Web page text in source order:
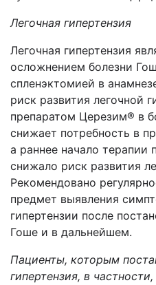
Легочная гипертензия
Легочная гипертензия
осложнением болезни
спленэктомией в
риск развития легочной
препаратом Церезим® в
снижает потребность в
а раннее начало терапии
снижало риск развития
Рекомендовано
предмет выявления
гипертензии после
Гоше и в дальнейшем.
Пациенты, которым
гипертензия, в